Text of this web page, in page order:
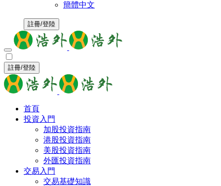
簡體中文
註冊/登陸
註冊/登陸
首頁
投資入門
加股投資指南
港股投資指南
美股投資指南
外匯投資指南
交易入門
交易基礎知識